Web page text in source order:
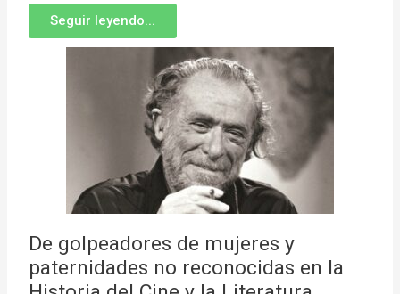
Seguir leyendo...
De golpeadores de mujeres y
paternidades no reconocidas en la